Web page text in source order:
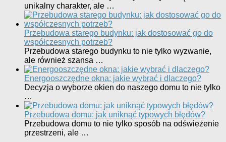
unikalny charakter, ale …
Przebudowa starego budynku: jak dostosować go do
współczesnych potrzeb?
Przebudowa starego budynku to nie tylko wyzwanie,
ale również szansa …
Energooszczędne okna: jakie wybrać i dlaczego?
Decyzja o wyborze okien do naszego domu to nie tylko
…
Przebudowa domu: jak uniknąć typowych błędów?
Przebudowa domu to nie tylko sposób na odświeżenie
przestrzeni, ale …